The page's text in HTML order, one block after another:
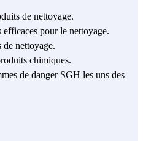
de nettoyage.
pour le nettoyage.
nettoyage.
chimiques.
de danger SGH les uns des